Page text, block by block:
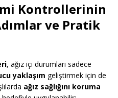
Kontrollerinin
ve Pratik
, ağız içi durumları sadece
yaklaşım geliştirmek için de
ağız sağlığını koruma